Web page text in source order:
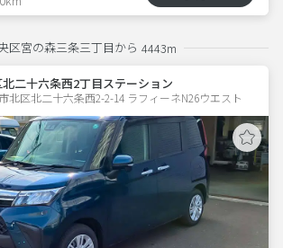
区宮の森三条三丁目から 4443m
二十六条西2丁目ステーション
北区北二十六条西2-2-14 ラフィーネN26ウエスト